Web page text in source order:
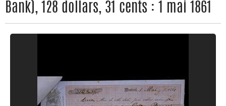
Bank), 128 dollars, 31 cents : 1 mai 1861